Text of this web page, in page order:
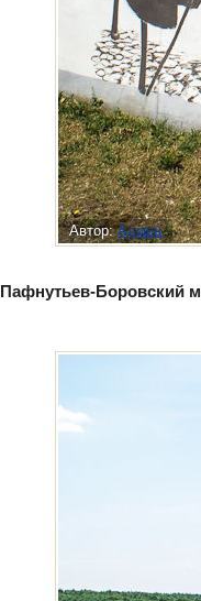
Автор:Админ
Пафнутьев-Боровский